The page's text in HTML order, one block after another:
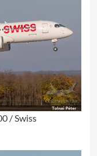
/ Swiss